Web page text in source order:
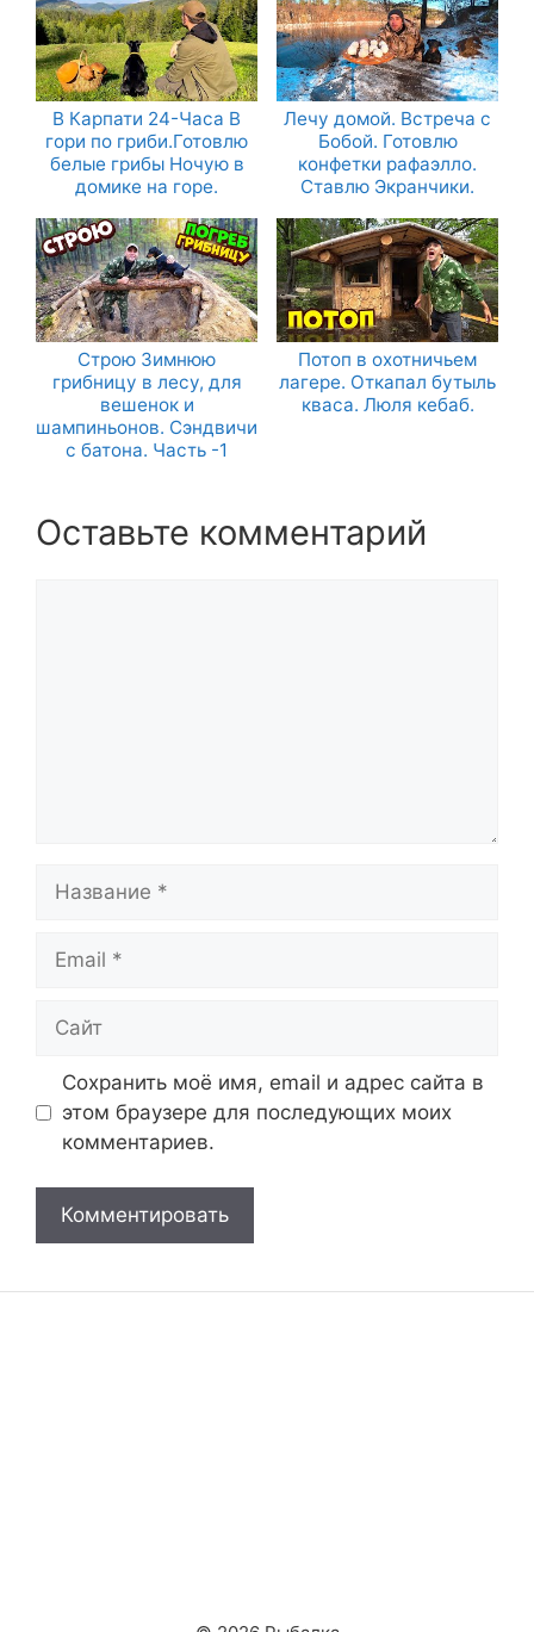
В Карпати 24-Часа В
гори по гриби.Готовлю
белые грибы Ночую в
домике на горе.
Лечу домой. Встреча с
Бобой. Готовлю
конфетки рафаэлло.
Ставлю Экранчики.
Строю Зимнюю
грибницу в лесу, для
вешенок и
шампиньонов. Сэндвичи
с батона. Часть -1
Потоп в охотничьем
лагере. Откапал бутыль
кваса. Люля кебаб.
Оставьте комментарий
Сохранить моё имя, email и адрес сайта в
этом браузере для последующих моих
комментариев.